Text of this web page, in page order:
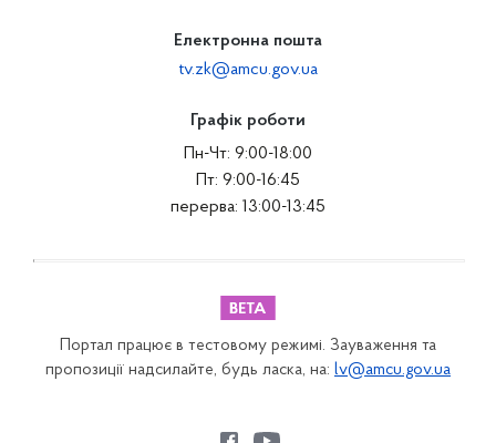
Електронна пошта
tv.zk@amcu.gov.ua
Графік роботи
Пн-Чт: 9:00-18:00
Пт: 9:00-16:45
перерва: 13:00-13:45
Портал працює в тестовому режимі. Зауваження та
пропозиції надсилайте, будь ласка, на: lv@amcu.gov.ua